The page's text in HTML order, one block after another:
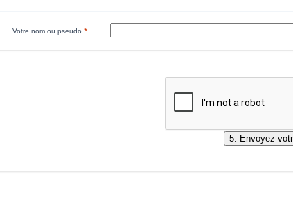
Votre nom ou pseudo *